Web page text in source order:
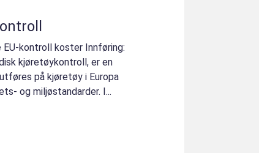
EU-kontroll koster Innføring:
kjøretøykontroll, er en
på kjøretøy i Europa
og miljøstandarder. I...